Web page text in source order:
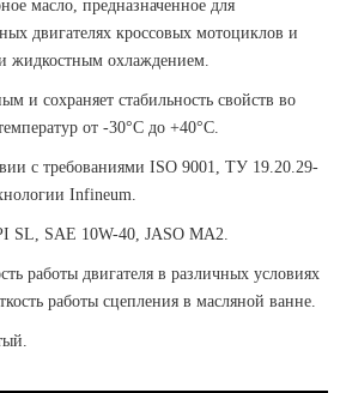
масло, предназначенное для
двигателях кроссовых мотоциклов и
жидкостным охлаждением.
и сохраняет стабильность свойств во
от -30°C до +40°C.
с требованиями ISO 9001, ТУ 19.20.29-
Infineum.
SL, SAE 10W-40, JASO MA2.
работы двигателя в различных условиях
работы сцепления в масляной ванне.